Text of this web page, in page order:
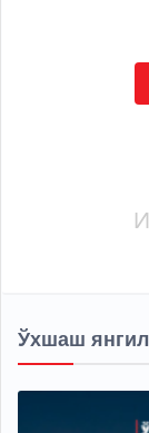
Ўхшаш